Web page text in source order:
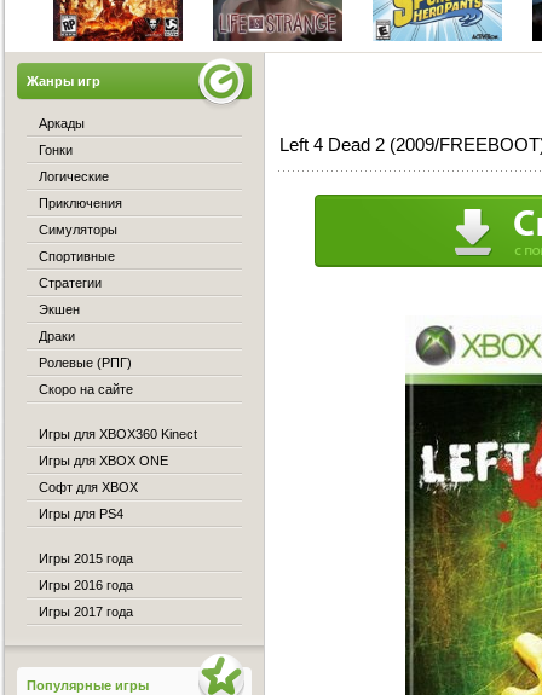
Left 4 Dead 2 (2009/
Жанры игр
Аркады
Гонки
Логические
Приключения
Симуляторы
Спортивные
Стратегии
Экшен
Драки
Ролевые (РПГ)
Скоро на сайте
Игры для XBOX360 Kinect
Игры для XBOX ONE
Софт для XBOX
Игры для PS4
Игры 2015 года
Игры 2016 года
Игры 2017 года
Популярные игры